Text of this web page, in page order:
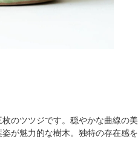
のツツジです。穏やかな曲線の美
が魅力的な樹木。独特の存在感を